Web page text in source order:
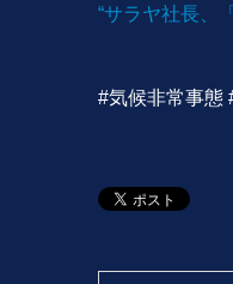
“サラヤ社長、
#気候非常事態